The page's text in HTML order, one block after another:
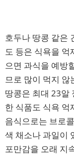
호두나 땅콩 같은
도 등은 식욕을 억
으면 과식을 예방
므로 많이 먹지 않
땅콩은 최대 23알
한 식품도 식욕
음식으로는 브로
색 채소나 과일이
포만감을 오래 지